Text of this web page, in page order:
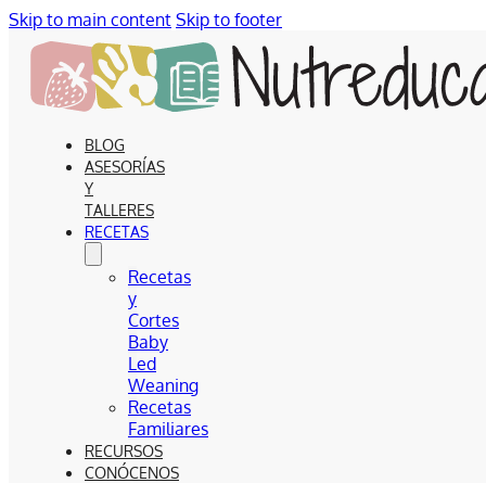
Skip to main content Skip to footer
BLOG
ASESORÍAS
Y
TALLERES
RECETAS
Recetas
y
Cortes
Baby
Led
Weaning
Recetas
Familiares
RECURSOS
CONÓCENOS